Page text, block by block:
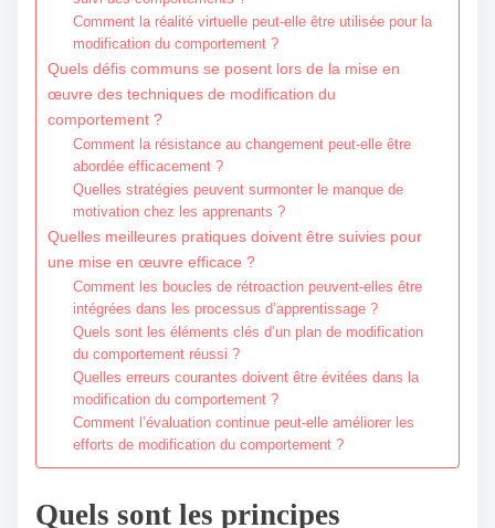
Comment la réalité virtuelle peut-elle être utilisée pour la
modification du comportement ?
Quels défis communs se posent lors de la mise en
œuvre des techniques de modification du
comportement ?
Comment la résistance au changement peut-elle être
abordée efficacement ?
Quelles stratégies peuvent surmonter le manque de
motivation chez les apprenants ?
Quelles meilleures pratiques doivent être suivies pour
une mise en œuvre efficace ?
Comment les boucles de rétroaction peuvent-elles être
intégrées dans les processus d’apprentissage ?
Quels sont les éléments clés d’un plan de modification
du comportement réussi ?
Quelles erreurs courantes doivent être évitées dans la
modification du comportement ?
Comment l’évaluation continue peut-elle améliorer les
efforts de modification du comportement ?
Quels sont les principes